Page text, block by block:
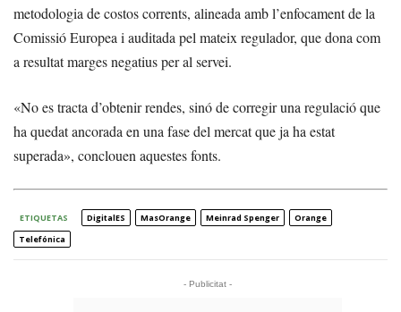
metodologia de costos corrents, alineada amb l’enfocament de la
Comissió Europea i auditada pel mateix regulador, que dona com
a resultat marges negatius per al servei.
«No es tracta d’obtenir rendes, sinó de corregir una regulació que
ha quedat ancorada en una fase del mercat que ja ha estat
superada», conclouen aquestes fonts.
ETIQUETAS DigitalES MasOrange Meinrad Spenger
Orange
Telefónica
- Publicitat -